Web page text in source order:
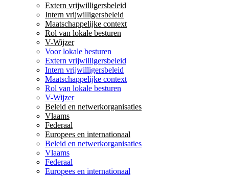
Extern vrijwilligersbeleid
Intern vrijwilligersbeleid
Maatschappelijke context
Rol van lokale besturen
V-Wijzer
Voor lokale besturen
Extern vrijwilligersbeleid
Intern vrijwilligersbeleid
Maatschappelijke context
Rol van lokale besturen
V-Wijzer
Beleid en netwerkorganisaties
Vlaams
Federaal
Europees en internationaal
Beleid en netwerkorganisaties
Vlaams
Federaal
Europees en internationaal